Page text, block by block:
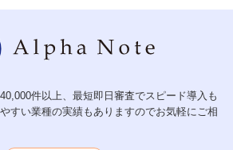
件以上、最短即日審査でスピード導入も
すい業種の実績もありますのでお気軽にご相